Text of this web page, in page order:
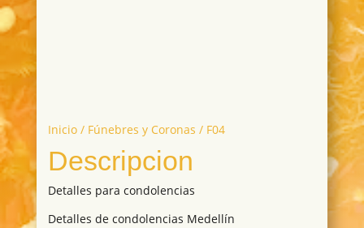
Inicio/ Fúnebres y Coronas / F04
Descripcion
Detalles para condolencias
Detalles de condolencias Medellín